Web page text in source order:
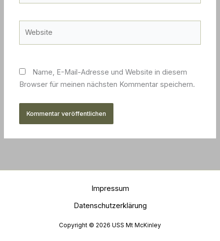
Name, E-Mail-Adresse und Website in diesem
Browser für meinen nächsten Kommentar speichern.
Impressum
Datenschutzerklärung
Copyright © 2026 USS Mt McKinley